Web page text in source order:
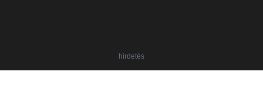
hirdetés